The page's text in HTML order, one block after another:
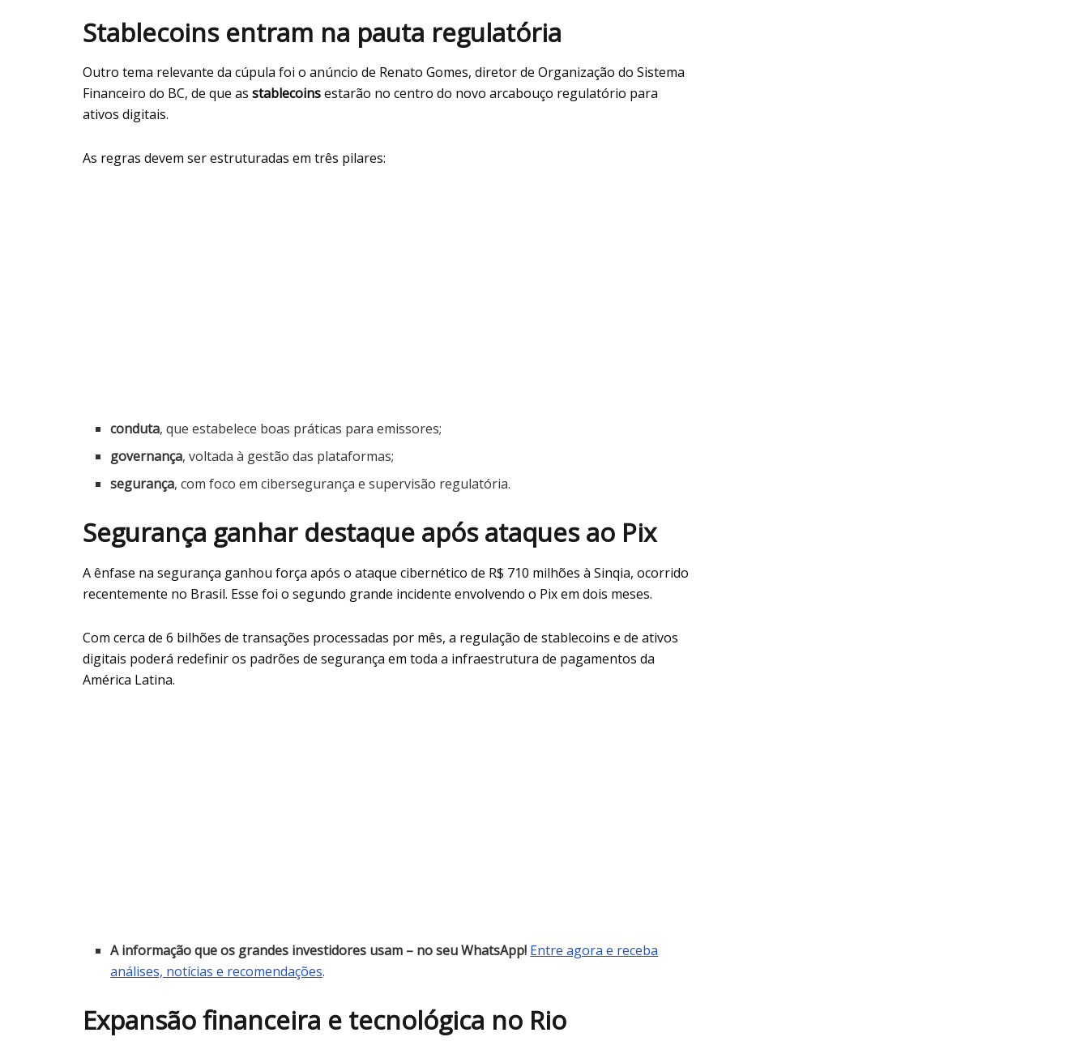
Stablecoins entram na pauta regulatória
Outro tema relevante da cúpula foi o anúncio de Renato Gomes, diretor de Organização do Sistema
Financeiro do BC, de que as stablecoinsestarão no centro do novo arcabouço regulatório para
ativos digitais.
As regras devem ser estruturadas em três pilares:
conduta, que estabelece boas práticas para emissores;
governança, voltada à gestão das plataformas;
segurança, com foco em cibersegurança e supervisão regulatória.
Segurança ganhar destaque após ataques ao Pix
A ênfase na segurança ganhou força após o ataque cibernético de R$ 710 milhões à Sinqia, ocorrido
recentemente no Brasil. Esse foi o segundo grande incidente envolvendo o Pix em dois meses.
Com cerca de 6 bilhões de transações processadas por mês, a regulação de stablecoins e de ativos
digitais poderá redefinir os padrões de segurança em toda a infraestrutura de pagamentos da
América Latina.
A informação que os grandes investidores usam – no seu WhatsApp! Entre agora e receba
análises, notícias e recomendações.
Expansão financeira e tecnológica no Rio